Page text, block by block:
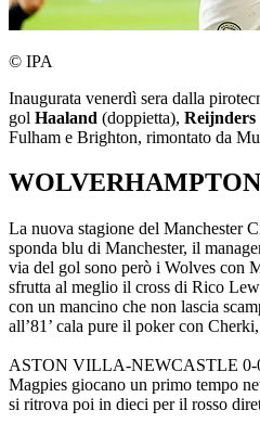
© IPA
Inaugurata venerdì sera dalla
gol Haaland (doppietta),
Fulham e Brighton, rimontato da
La nuova stagione del Manchester
sponda blu di Manchester, il
via del gol sono però i Wolves con
sfrutta al meglio il cross di Rico
con un mancino che non lascia
all’81’ cala pure il poker con
ASTON VILLA-NEWCASTLE 0-
Magpies giocano un primo tempo
si ritrova poi in dieci per il rosso